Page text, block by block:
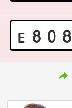
E 8 0 8